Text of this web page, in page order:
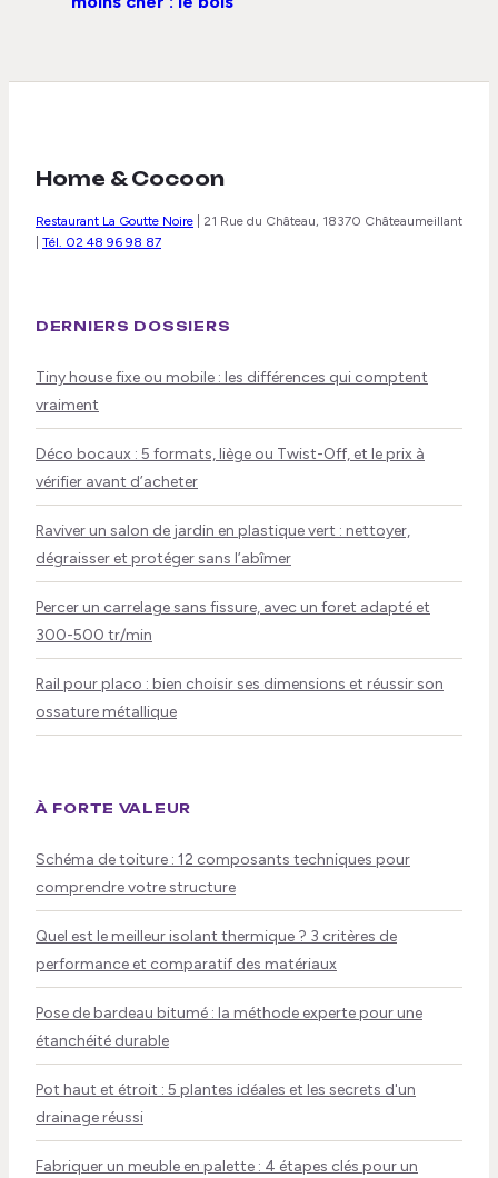
Home & Cocoon
Restaurant La Goutte Noire
21 Rue du Château, 18370 Châteaumeillant
Tél. 02 48 96 98 87
DERNIERS DOSSIERS
Tiny house fixe ou mobile : les différences qui comptent
vraiment
Déco bocaux : 5 formats, liège ou Twist-Off, et le prix à
vérifier avant d’acheter
Raviver un salon de jardin en plastique vert : nettoyer,
dégraisser et protéger sans l’abîmer
Percer un carrelage sans fissure, avec un foret adapté et
300-500 tr/min
Rail pour placo : bien choisir ses dimensions et réussir son
ossature métallique
À FORTE VALEUR
Schéma de toiture : 12 composants techniques pour
comprendre votre structure
Quel est le meilleur isolant thermique ? 3 critères de
performance et comparatif des matériaux
Pose de bardeau bitumé : la méthode experte pour une
étanchéité durable
Pot haut et étroit : 5 plantes idéales et les secrets d'un
drainage réussi
Fabriquer un meuble en palette : 4 étapes clés pour un